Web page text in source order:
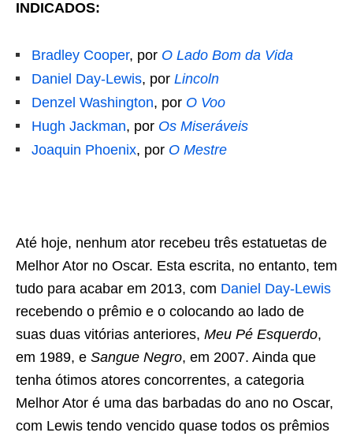
INDICADOS:
Bradley Cooper, por O Lado Bom da Vida
Daniel Day-Lewis, por Lincoln
Denzel Washington, por O Voo
Hugh Jackman, por Os Miseráveis
Joaquin Phoenix, por O Mestre
Até hoje, nenhum ator recebeu três estatuetas de
Melhor Ator no Oscar. Esta escrita, no entanto, tem
tudo para acabar em 2013, com Daniel Day-Lewis
recebendo o prêmio e o colocando ao lado de
suas duas vitórias anteriores, Meu Pé Esquerdo,
em 1989, e Sangue Negro, em 2007. Ainda que
tenha ótimos atores concorrentes, a categoria
Melhor Ator é uma das barbadas do ano no Oscar,
com Lewis tendo vencido quase todos os prêmios